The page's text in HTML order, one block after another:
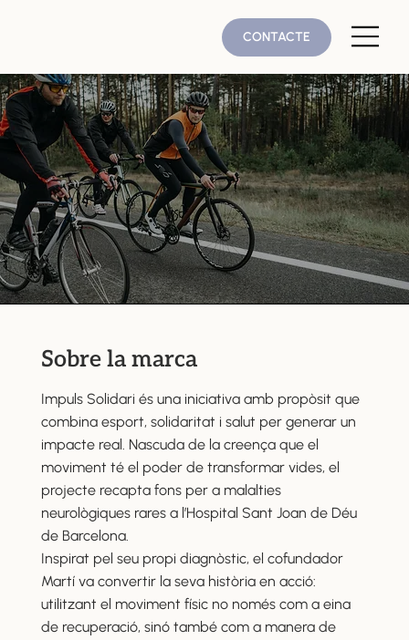
CONTACTE
Sobre la marca
Impuls Solidari és una iniciativa amb propòsit que
combina esport, solidaritat i salut per generar un
impacte real. Nascuda de la creença que el
moviment té el poder de transformar vides, el
projecte recapta fons per a malalties
neurològiques rares a l’Hospital Sant Joan de Déu
de Barcelona.
Inspirat pel seu propi diagnòstic, el cofundador
Martí va convertir la seva història en acció:
utilitzant el moviment físic no només com a eina
de recuperació, sinó també com a manera de